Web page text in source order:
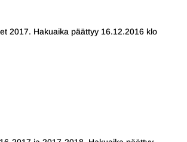
2017. Hakuaika päättyy 16.12.2016 klo